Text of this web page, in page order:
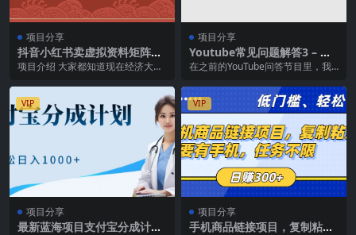
项目分享
抖音小红书卖虚拟资料矩阵操
作、月入十万!
项目介绍 大家都知道现在经济大环
职场老油条都在内卷...
项目分享
Youtube常见问题解答3 – 关
键字选择，视频优化技巧，Yo
在之前的YouTube问答节目里，我
的视频制...
VIP
项目分享
最新蓝海项目支付宝分成计
VIP
项目分享
手机商品链接项目，复制粘贴